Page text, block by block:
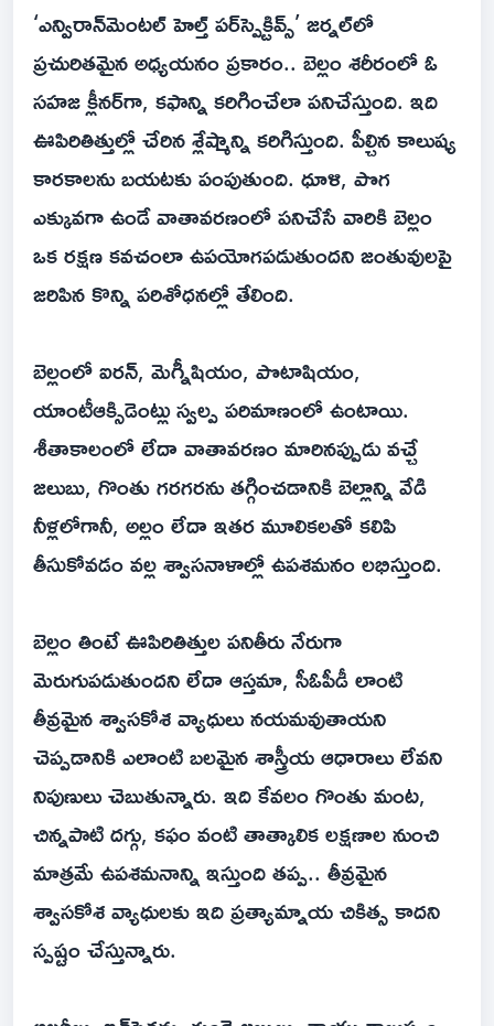
‘ఎన్విరాన్‌మెంటల్ హెల్త్ పర్‌స్పెక్టివ్స్‌’ జర్నల్‌లో
ప్రచురితమైన అధ్యయనం ప్రకారం.. బెల్లం శరీరంలో ఓ
సహజ క్లీనర్‌గా, కఫాన్ని కరిగించేలా పనిచేస్తుంది. ఇది
ఊపిరితిత్తుల్లో చేరిన శ్లేష్మాన్ని కరిగిస్తుంది. పీల్చిన కాలుష్య
కారకాలను బయటకు పంపుతుంది. ధూళి, పొగ
ఎక్కువగా ఉండే వాతావరణంలో పనిచేసే వారికి బెల్లం
ఒక రక్షణ కవచంలా ఉపయోగపడుతుందని జంతువులపై
జరిపిన కొన్ని పరిశోధనల్లో తేలింది.
బెల్లంలో ఐరన్, మెగ్నీషియం, పొటాషియం,
యాంటీఆక్సిడెంట్లు స్వల్ప పరిమాణంలో ఉంటాయి.
శీతాకాలంలో లేదా వాతావరణం మారినప్పుడు వచ్చే
జలుబు, గొంతు గరగరను తగ్గించడానికి బెల్లాన్ని వేడి
నీళ్లలోగానీ, అల్లం లేదా ఇతర మూలికలతో కలిపి
తీసుకోవడం వల్ల శ్వాసనాళాల్లో ఉపశమనం లభిస్తుంది.
బెల్లం తింటే ఊపిరితిత్తుల పనితీరు నేరుగా
మెరుగుపడుతుందని లేదా ఆస్తమా, సీఓపీడీ లాంటి
తీవ్రమైన శ్వాసకోశ వ్యాధులు నయమవుతాయని
చెప్పడానికి ఎలాంటి బలమైన శాస్త్రీయ ఆధారాలు లేవని
నిపుణులు చెబుతున్నారు. ఇది కేవలం గొంతు మంట,
చిన్నపాటి దగ్గు, కఫం వంటి తాత్కాలిక లక్షణాల నుంచి
మాత్రమే ఉపశమనాన్ని ఇస్తుంది తప్ప.. తీవ్రమైన
శ్వాసకోశ వ్యాధులకు ఇది ప్రత్యామ్నాయ చికిత్స కాదని
స్పష్టం చేస్తున్నారు.